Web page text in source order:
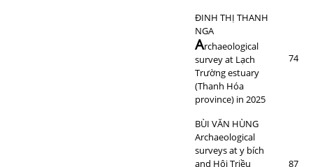
ĐINH THỊ THANH
NGA
Archaeological
survey at Lạch
Trường estuary
(Thanh Hóa
province) in 2025
74
BÙI VĂN HÙNG
Archaeological
surveys at y bích
and Hội Triều
87